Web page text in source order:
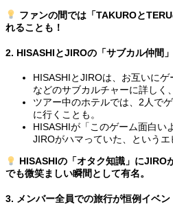
ファンの間では「TAKUROと
れることも！
2. HISASHIとJIROの「サブカル仲間
HISASHIとJIROは、お互いに
などのサブカルチャーに詳しく
ツアー中のホテルでは、2人で
に行くことも。
HISASHIが「このゲーム面白い
JIROがハマっていた、というエ
HISASHIの「オタク知識」にJIRO
でも微笑ましい瞬間として有名。
3. メンバー全員での旅行が恒例イベン